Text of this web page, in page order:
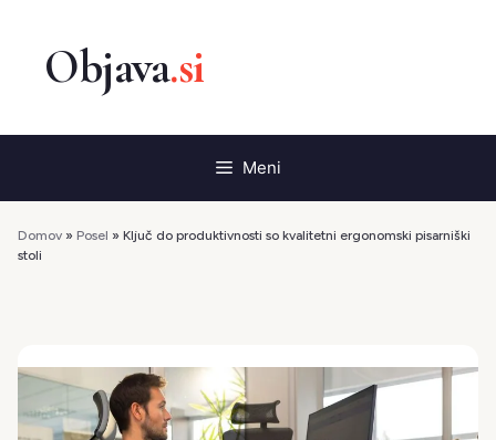
vsebino
Meni
Domov » Posel » Ključ do produktivnosti so kvalitetni ergonomski pisarniški
stoli